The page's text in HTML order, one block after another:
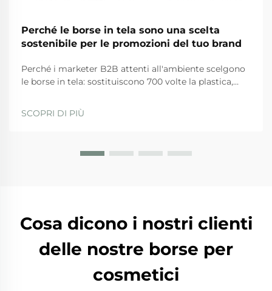
Perché le borse in tela sono una scelta
sostenibile per le promozioni del tuo brand
Perché i marketer B2B attenti all'ambiente scelgono
le borse in tela: sostituiscono 700 volte la plastica,
d'acquisto del 27% più elevata. Aumenta la credibilità
ESG — scarica la guida basata sui dati.
SCOPRI DI PIÙ
Cosa dicono i nostri clienti
delle nostre borse per
cosmetici